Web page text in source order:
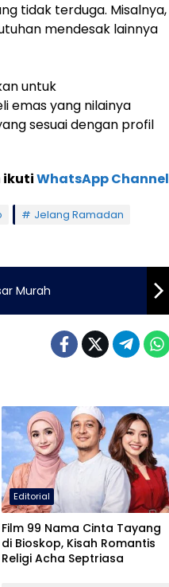
tidak terduga. Misalnya,
mendesak lainnya
untuk
emas yang nilainya
sesuai dengan profil
ikutiWhatsApp Channel
Jelang Ramadan
Murah
Editorial
Film 99 Nama Cinta Tayang
di Bioskop, Kisah Romantis
Religi Acha Septriasa